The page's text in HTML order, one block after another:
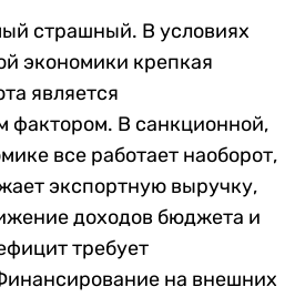
страшный. В условиях
экономики крепкая
является
фактором. В санкционной,
все работает наоборот,
экспортную выручку,
доходов бюджета и
требует
на внешних